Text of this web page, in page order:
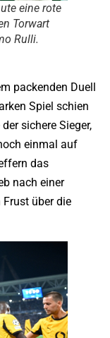
eine rote
Torwart
Rulli.
packenden Duell
Spiel schien
sichere Sieger,
einmal auf
das
nach einer
über die